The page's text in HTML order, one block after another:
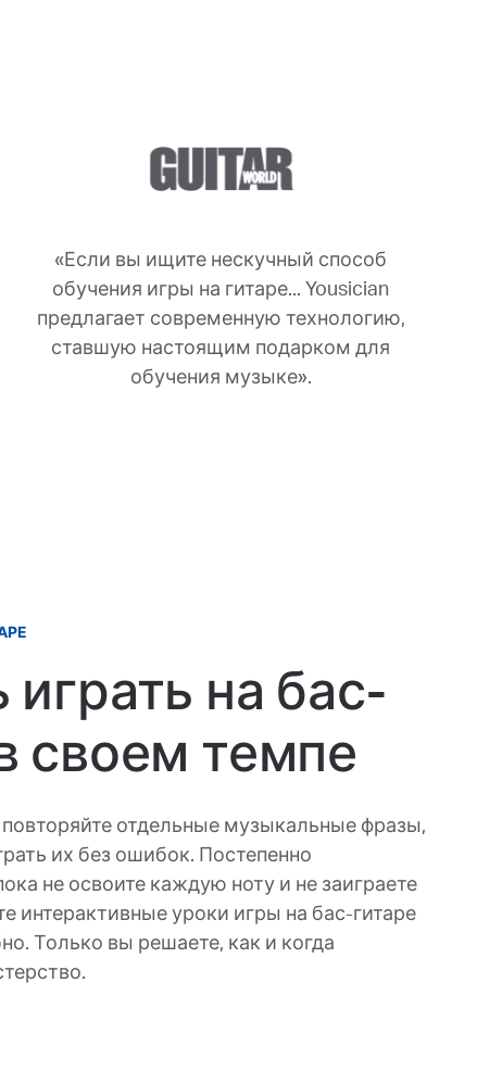
«Если вы ищите нескучный способ
обучения игры на гитаре... Yousician
предлагает современную технологию,
ставшую настоящим подарком для
обучения музыке».
играть на бас-
своем темпе
отдельные музыкальные фразы,
их без ошибок. Постепенно
не освоите каждую ноту и не заиграете
интерактивные уроки игры на бас-гитаре
Только вы решаете, как и когда